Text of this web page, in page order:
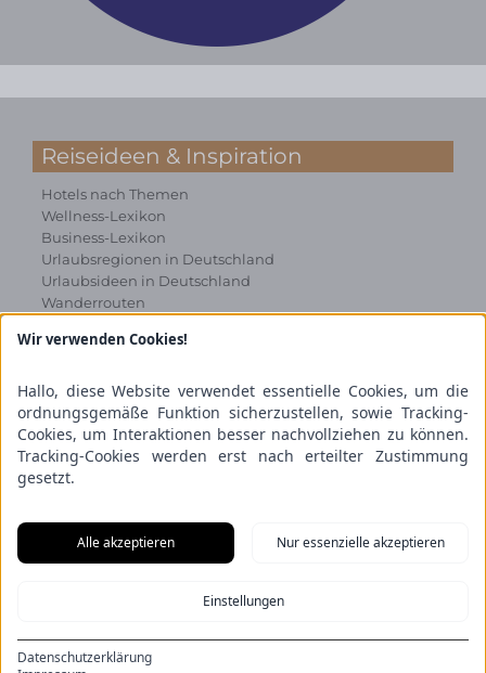
Reiseideen & Inspiration
Hotels nach Themen
Wellness-Lexikon
Business-Lexikon
Urlaubsregionen in Deutschland
Urlaubsideen in Deutschland
Wanderrouten
Kooperation & Zusammenarbeit
Kundenbereich
Presse
Über uns
Kooperation/Zusammenarbeit
Service/Partner
Rechtliches
Genuss Club
Wir verwenden Cookies!
Hallo, diese Website verwendet essentielle Cookies, um die
ordnungsgemäße Funktion sicherzustellen, sowie Tracking-
Cookies, um Interaktionen besser nachvollziehen zu können.
Tracking-Cookies werden erst nach erteilter Zustimmung
gesetzt.
Alle akzeptieren Nur essenzielle akzeptieren
Einstellungen
Datenschutzerklärung